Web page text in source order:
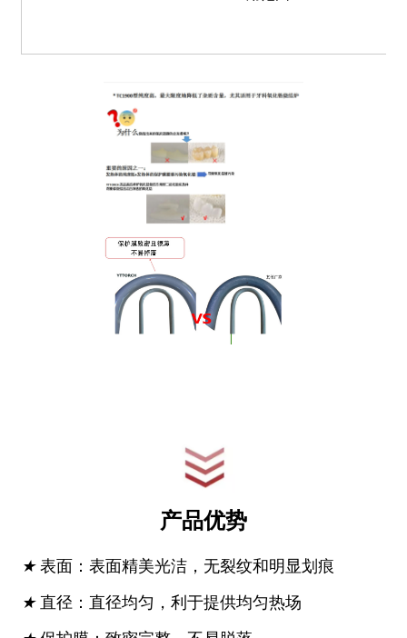
产品优势
★ 表面：表面精美光洁，无裂纹和明显划痕
★ 直径：直径均匀，利于提供均匀热场